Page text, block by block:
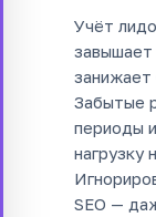
Учёт
завышает
занижает
Забытые
периоды
нагрузку
SEO —